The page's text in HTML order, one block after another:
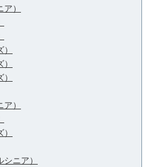
）
）
ニア）